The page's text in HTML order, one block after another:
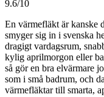
9.6/10
En värmefläkt är kanske
smyger sig in i svenska
dragigt vardagsrum,
kylig aprilmorgon eller
så gör en bra elvärmare
som i små badrum, och
värmefläktar till smarta,